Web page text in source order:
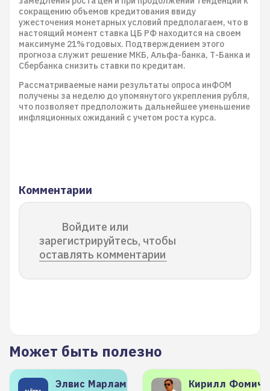
сокращению объемов кредитования ввиду
ужесточения монетарных условий предполагаем, что в
настоящий момент ставка ЦБ РФ находится на своем
максимуме 21% годовых. Подтверждением этого
прогноза служит решение МКБ, Альфа-банка, Т-Банка и
Сбербанка снизить ставки по кредитам.
Рассматриваемые нами результаты опроса инФОМ
получены за неделю до упомянутого укрепления рубля,
что позволяет предположить дальнейшее уменьшение
инфляционных ожиданий с учетом роста курса.
Комментарии
Войдите или
зарегистрируйтесь, чтобы
оставлять комментарии
Может быть полезно
Элвис Марламов Кирилл